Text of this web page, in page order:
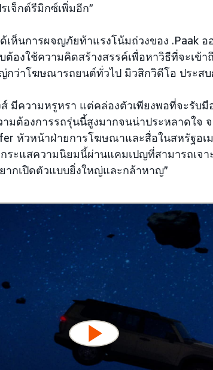
เจ็กต์รีมิกซ์เพิ่มอีก”
ห็นการผจญภัยท้าแรงโน้มถ่วงของ .Paak อ
ต้องใช้ความคิดสร้างสรรค์เพื่อหาวิธีที่จะเข้
กว่าโฆษณารถยนต์ทั่วไป มิวสิกวิดีโอ ประส
ส์ มีความหรูหรา แต่คล่องตัวเพียงพอที่จะรับ
ามต้องการรถรุ่นนี้สูงมากจนน่าประหลาดใจ
หัวหน้าฝ่ายการโฆษณาและสื่อในสหรัฐอเ
กระแสความนิยมนี้ผ่านแคมเปญที่สามารถเจ
ากเปิดตัวแบบยิ่งใหญ่และกล้าหาญ”